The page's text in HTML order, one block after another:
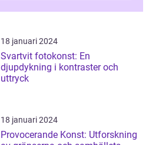
18 januari 2024
Svartvit fotokonst: En
djupdykning i kontraster och
uttryck
18 januari 2024
Provocerande Konst: Utforskning